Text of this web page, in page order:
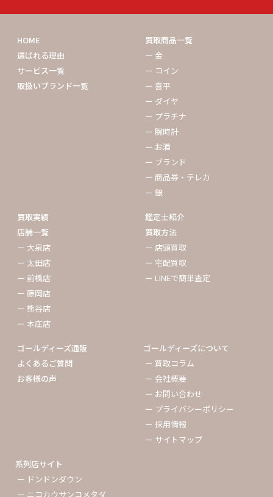
HOME
選ばれる理由
サービス一覧
取扱いブランド一覧
買取商品一覧
ー 金
ー コイン
ー 喜平
ー ダイヤ
ー プラチナ
ー 腕時計
ー お酒
ー ブランド
ー 商品券・テレカ
ー 銀
買取実績
店舗一覧
ー 大泉店
ー 太田店
ー 前橋店
ー 藤岡店
ー 熊谷店
ー 本庄店
鑑定士紹介
買取方法
ー 店頭買取
ー 宅配買取
ー LINEで簡単査定
ゴールディーズ通販
よくあるご質問
お客様の声
ゴールディーズについて
ー 買取コラム
ー 会社概要
ー お問い合わせ
ー プライバシーポリシー
ー 採用情報
ー サイトマップ
系列店サイト
ー ドンドンダウン
ー ニコカウサンコメタダ